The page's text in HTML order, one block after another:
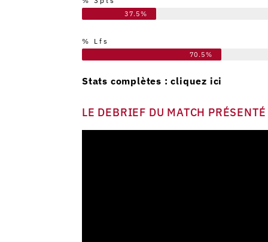
37.5%
% Lfs
70.5%
Stats complètes :cliquez ici
LE DEBRIEF DU MATCH